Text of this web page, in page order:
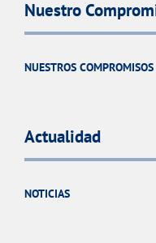
Nuestro
NUESTROS COMPROMISOS
Actualidad
NOTICIAS